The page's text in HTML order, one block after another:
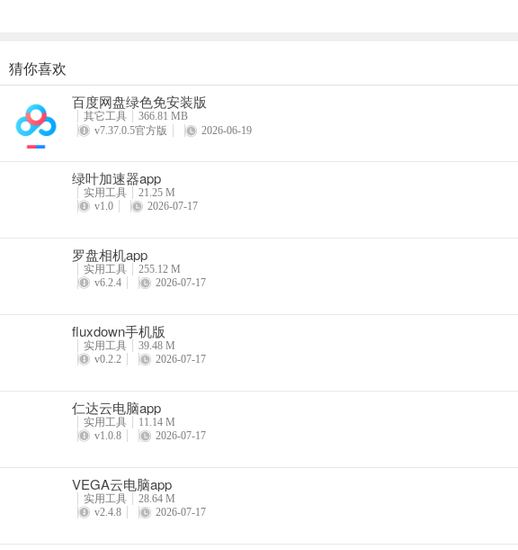
猜你喜欢
百度网盘绿色免安装版
其它工具
366.81 MB
v7.37.0.5官方版
2026-06-19
绿叶加速器app
实用工具
21.25 M
v1.0
2026-07-17
罗盘相机app
实用工具
255.12 M
v6.2.4
2026-07-17
fluxdown手机版
实用工具
39.48 M
v0.2.2
2026-07-17
仁达云电脑app
实用工具
11.14 M
v1.0.8
2026-07-17
VEGA云电脑app
实用工具
28.64 M
v2.4.8
2026-07-17